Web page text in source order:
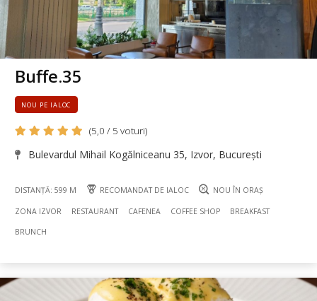
Buffe.35
NOU PE IALOC
(5,0 / 5 voturi)
Bulevardul Mihail Kogălniceanu 35, Izvor, București
DISTANȚĂ: 599 M RECOMANDAT DE IALOC NOU ÎN ORAȘ
ZONA IZVOR RESTAURANT CAFENEA COFFEE SHOP BREAKFAST
BRUNCH